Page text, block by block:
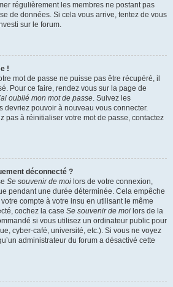
régulièrement les membres ne postant pas
de données. Si cela vous arrive, tentez de vous
sur le forum.
!
mot de passe ne puisse pas être récupéré, il
Pour ce faire, rendez vous sur la page de
oublié mon mot de passe. Suivez les
devriez pouvoir à nouveau vous connecter.
pas à réinitialiser votre mot de passe, contactez
déconnecté ?
Se souvenir de moi lors de votre connexion,
pendant une durée déterminée. Cela empêche
compte à votre insu en utilisant le même
cochez la case Se souvenir de moi lors de la
si vous utilisez un ordinateur public pour
cyber-café, université, etc.). Si vous ne voyez
administrateur du forum a désactivé cette